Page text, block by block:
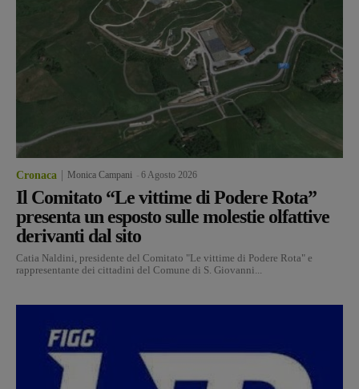
Cronaca Monica Campani 6 Agosto 2026
Il Comitato “Le vittime di Podere Rota”
presenta un esposto sulle molestie olfattive
derivanti dal sito
Catia Naldini, presidente del Comitato "Le vittime di Podere Rota" e
rappresentante dei cittadini del Comune di S. Giovanni...